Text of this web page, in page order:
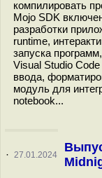
компилировать
Mojo SDK
разработки
runtime,
запуска
Visual Studio
ввода,
модуль для
notebook...
· 27.01.2024